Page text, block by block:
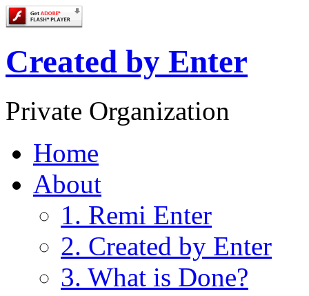
Created by Enter
Private Organization
Home
About
1. Remi Enter
2. Created by Enter
3. What is Done?